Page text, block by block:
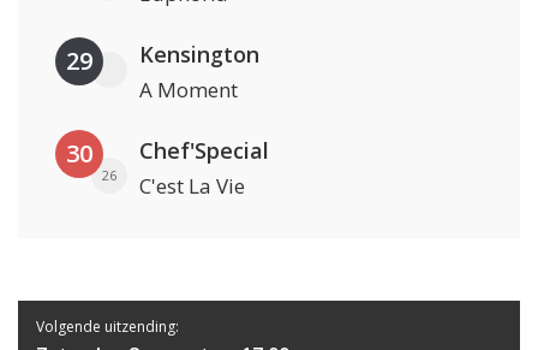
29 Kensington
A Moment
30
26
Chef'Special
C'est La Vie
Volgende uitzending: